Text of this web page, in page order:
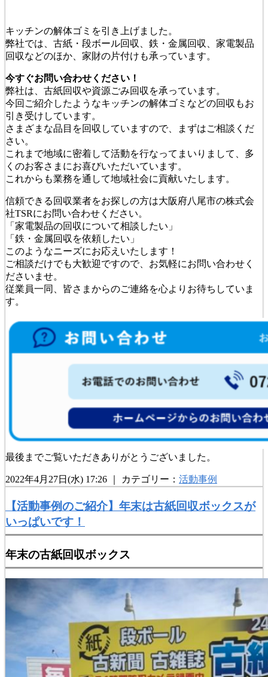
キッチンの解体ゴミを引き上げました。
弊社では、古紙・段ボール回収、鉄・金属回収、家電製品
回収などのほか、家財の片付けも承っています。
今すぐお問い合わせください！
弊社は、古紙回収や資源ごみ回収を承っています。
今回ご紹介したようなキッチンの解体ゴミなどの回収もお
引き受けしています。
さまざまな品目を回収していますので、まずはご相談くだ
さい。
これまで地域に密着して活動を行なってまいりまして、多
くのお客さまにお喜びいただいています。
これからも業務を通して地域社会に貢献いたします。
信頼できる回収業者をお探しの方は大阪府八尾市の株式会
社TSRにお問い合わせください。
「家電製品の回収について相談したい」
「鉄・金属回収を依頼したい」
このようなニーズにお応えいたします！
ご相談だけでも大歓迎ですので、お気軽にお問い合わせく
ださいませ。
従業員一同、皆さまからのご連絡を心よりお待ちしていま
す。
最後までご覧いただきありがとうございました。
2022年4月27日(水) 17:26 ｜ カテゴリー： 活動事例
【活動事例のご紹介】年末は古紙回収ボックスが
いっぱいです！
年末の古紙回収ボックス